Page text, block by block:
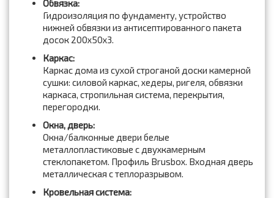
Обвязка:
Гидроизоляция по фундаменту, устройство
нижней обвязки из антисептированного пакета
досок 200x50x3.
Каркас:
Каркас дома из сухой строганой доски камерной
сушки: силовой каркас, хедеры, ригеля, обвязки
каркаса, стропильная система, перекрытия,
перегородки.
Окна, дверь:
Окна/балконные двери белые
металлопластиковые с двухкамерным
стеклопакетом. Профиль Brusbox. Входная дверь
металлическая с теплоразрывом.
Кровельная система: